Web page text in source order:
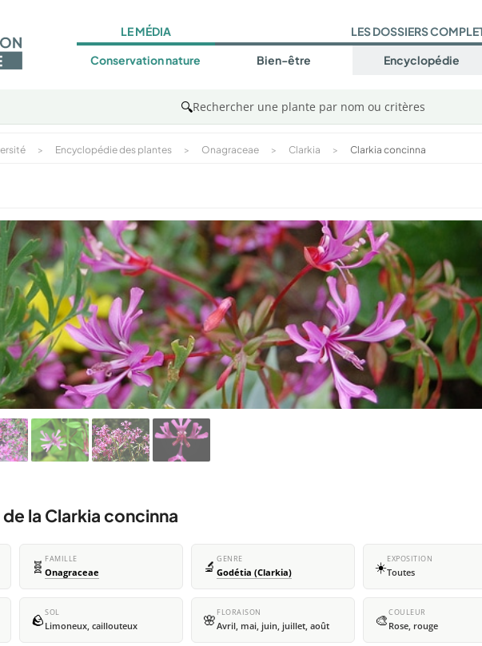
LE MÉDIA
Conservation nature
LES DOSSIERS
Bien-être Encyclopédie
🔍Rechercher une plante par nom ou critères
> Encyclopédie des plantes > Onagraceae > Clarkia > Clarkia concinna
la Clarkia concinna
🧬 FAMILLE
Onagraceae 🔬 GENRE
Godétia (Clarkia) ☀️EXPOSITION
Toutes
🪨SOL
Limoneux, caillouteux 🌸 FLORAISON
Avril, mai, juin, juillet, août 🎨COULEUR
Rose, rouge